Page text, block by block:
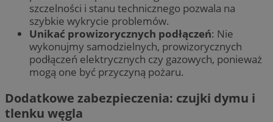
szczelności i stanu technicznego pozwala na
szybkie wykrycie problemów.
Unikać prowizorycznych podłączeń: Nie
wykonujmy samodzielnych, prowizorycznych
podłączeń elektrycznych czy gazowych, ponieważ
mogą one być przyczyną pożaru.
Dodatkowe zabezpieczenia: czujki dymu i
tlenku węgla